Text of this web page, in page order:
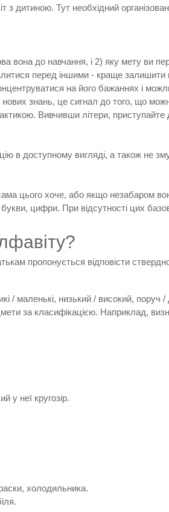
дитиною. Тут необхідний
вона до навчання, і 2) яку мету ви
перед іншими - краще
на його бажаннях і
знань, це сигнал до того, що
Вивчивши літери, приступайте
в доступному вигляді, а також не
цього хоче, або якщо незабаром
цифри. При відсутності цих
пропонується відповісти
/ маленькі, низький / високий, поруч /
за класифікацією. Наприклад,
у неї кругозір.
холодильника.